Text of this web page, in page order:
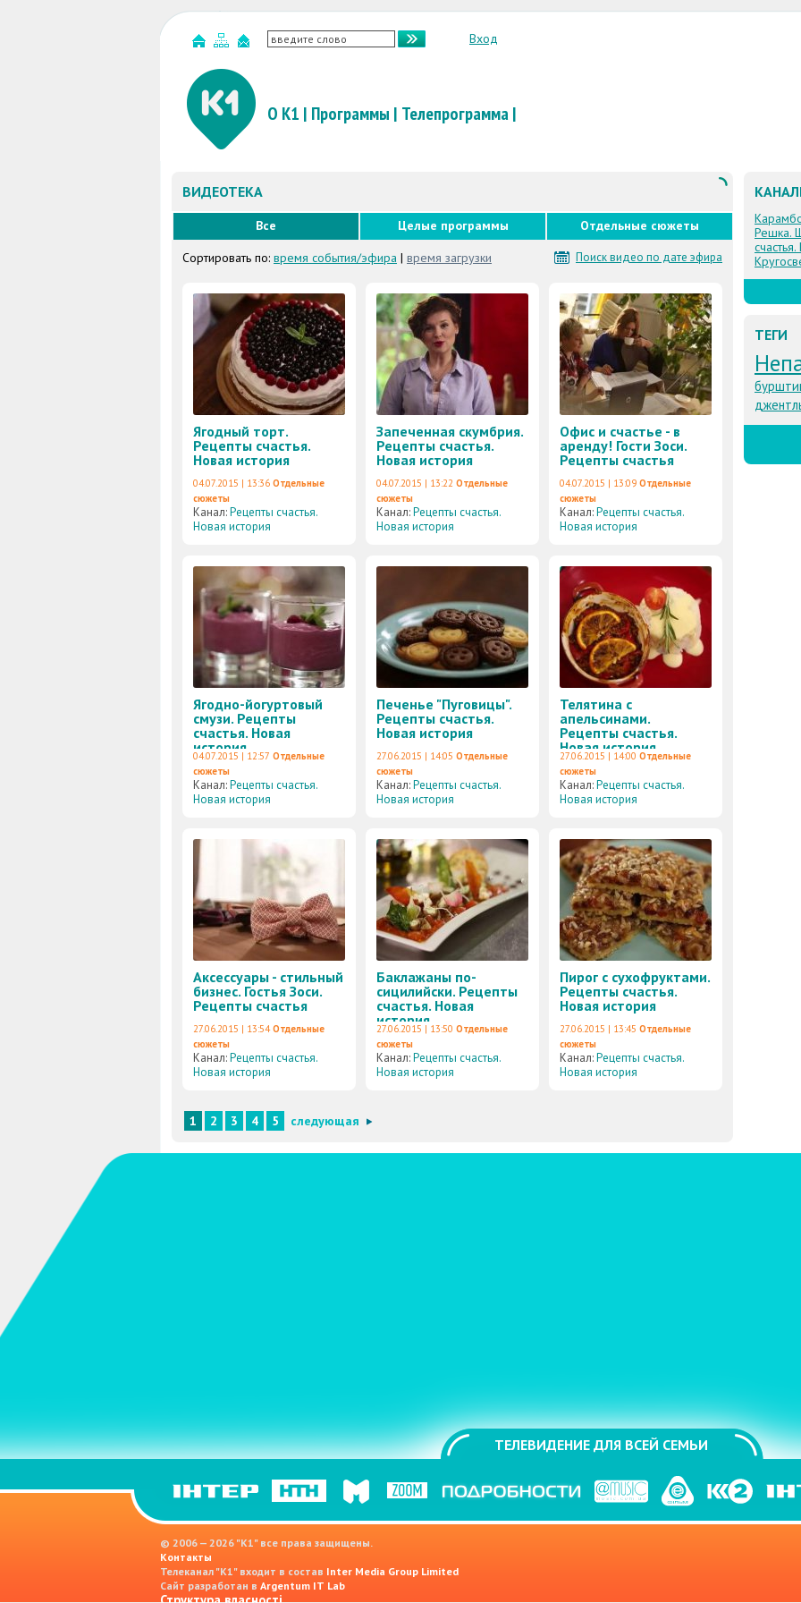
Вход
О К1 | Программы | Телепрограмма|
ВИДЕОТЕКА
Все Целые программы Отдельные сюжеты
Поиск видео по дате эфира
Сортировать по: время события/эфира | время загрузки
Ягодный торт.
Рецепты счастья.
Новая история
04.07.2015 | 13:36 Отдельные
сюжеты
Канал:Рецепты счастья.
Новая история
Запеченная скумбрия.
Рецепты счастья.
Новая история
04.07.2015 | 13:22 Отдельные
сюжеты
Канал:Рецепты счастья.
Новая история
Офис и счастье - в
аренду! Гости Зоси.
Рецепты счастья
04.07.2015 | 13:09 Отдельные
сюжеты
Канал:Рецепты счастья.
Новая история
Ягодно-йогуртовый
смузи. Рецепты
счастья. Новая
история
04.07.2015 | 12:57 Отдельные
сюжеты
Канал:Рецепты счастья.
Новая история
Печенье "Пуговицы".
Рецепты счастья.
Новая история
27.06.2015 | 14:05 Отдельные
сюжеты
Канал:Рецепты счастья.
Новая история
Телятина с
апельсинами.
Рецепты счастья.
Новая история
27.06.2015 | 14:00 Отдельные
сюжеты
Канал:Рецепты счастья.
Новая история
Аксессуары - стильный
бизнес. Гостья Зоси.
Рецепты счастья
27.06.2015 | 13:54 Отдельные
сюжеты
Канал:Рецепты счастья.
Новая история
Баклажаны по-
сицилийски. Рецепты
счастья. Новая
история
27.06.2015 | 13:50 Отдельные
сюжеты
Канал:Рецепты счастья.
Новая история
Пирог с сухофруктами.
Рецепты счастья.
Новая история
27.06.2015 | 13:45 Отдельные
сюжеты
Канал:Рецепты счастья.
Новая история
1 2 3 4 5 следующая
Решка.
ТЕГИ
ТЕЛЕВИДЕНИЕ ДЛЯ ВСЕЙ СЕМЬИ
© 2006 — 2026 "K1" все права защищены.
Контакты
Телеканал "К1" входит в состав Inter Media Group Limited
Сайт разработан в Argentum IT Lab